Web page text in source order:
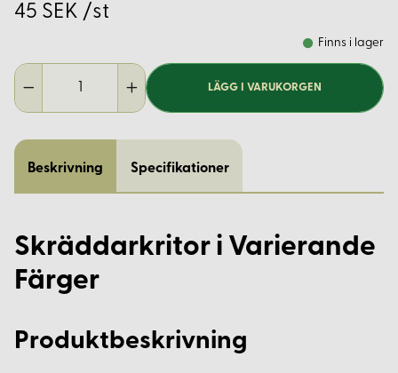
45 SEK /st
Finns i lager
LÄGG I VARUKORGEN
Beskrivning Specifikationer
Skräddarkritor i Varierande
Färger
Produktbeskrivning